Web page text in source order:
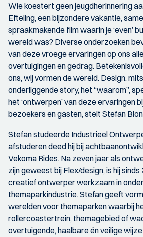
Wie koestert geen jeugdherinnering
Efteling, een bijzondere vakantie,
spraakmakende film waarin je ‘even’
wereld was? Diverse onderzoeken
van deze vroege ervaringen op ons
overtuigingen en gedrag.
ons, wij vormen de wereld. Design,
onderliggende story, het “waarom”,
het ‘ontwerpen’ van deze ervaringen
bezoekers en gasten, stelt Stefan
Stefan studeerde Industrieel
afstuderen deed hij bij
Vekoma Rides. Na zeven jaar als
zijn geweest bij Flex/design, is hij
creatief ontwerper werkzaam in
themaparkindustrie. Stefan geeft
werelden voor themaparken waarbij
rollercoastertrein, themagebied of
overtuigende, haalbare én veilige